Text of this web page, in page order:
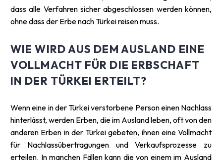
dass alle Verfahren sicher abgeschlossen werden können,
ohne dass der Erbe nach Türkei reisen muss.
WIE WIRD AUS DEM AUSLAND EINE
VOLLMACHT FÜR DIE ERBSCHAFT
IN DER TÜRKEI ERTEILT?
Wenn eine in der Türkei verstorbene Person einen Nachlass
hinterlässt, werden Erben, die im Ausland leben, oft von den
anderen Erben in der Türkei gebeten, ihnen eine Vollmacht
für Nachlassübertragungen und Verkaufsprozesse zu
erteilen. In manchen Fällen kann die von einem im Ausland